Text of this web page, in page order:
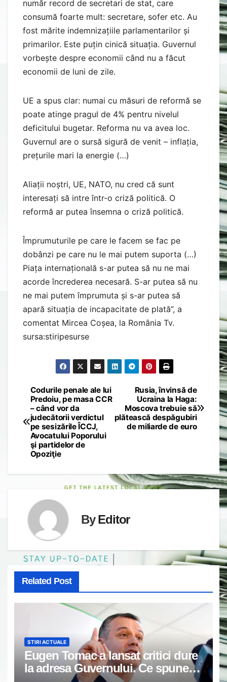
număr record de secretari de stat, care
consumă foarte mult: secretare, sofer etc. Au
fost mărite indemnizațiile parlamentarilor și
primarilor. Este puțin cinică situația. Guvernul
vorbește despre economii când nu a făcut
economii de luni de zile.
UE a spus clar: numai cu măsuri de reformă se
poate atinge pragul de 4% pentru nivelul
deficitului bugetar. Reforma nu va avea loc.
Guvernul are o sursă sigură de venit – inflația,
prețurile mari la energie (…)
Aliații noștri, UE, NATO, nu cred că sunt
interesați să intre într-o criză politică. O
reformă ar putea însemna o criză politică.
Împrumuturile pe care le facem se fac pe
dobânzi pe care nu le mai putem suporta (…)
Piața internațională s-ar putea să nu ne mai
acorde încrederea necesară. S-ar putea să nu
ne mai putem împrumuta și s-ar putea să
apară situația de incapacitate de plată”, a
comentat Mircea Coșea, la România Tv.
sursa:stiripesurse
Post
navigation
Rusia, învinsă de
Ucraina la Haga:
Moscova trebuie să
plătească despăgubiri
de miliarde de euro
Codurile penale ale lui
Predoiu, pe masa CCR
– când vor da
judecătorii verdictul
pe sesizările ÎCCJ,
Avocatului Poporului
şi partidelor de
Opoziţie
ByEditor
Related Post
STIRI ACTUALE
Eugen Tomac a lansat critici dure
la adresa Guvernului. Ce spune